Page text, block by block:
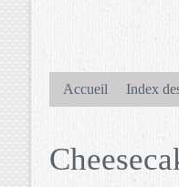
Accueil Index